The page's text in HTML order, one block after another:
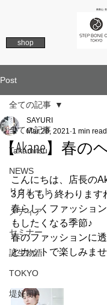
南青山
shop
Post
全ての記事
Takamitsu
NEWS
リクルート
メディア
セミナー
誕生物語
TOKYO
堤好司
全ての記事
【Akane】春
SAYURI
Mar 28, 2021 1 min read
こんにちは、店長の
3月ももう終わります
春らしくファッショ
もしたくなる季節♪
春のファッションに
とカットで楽しみま